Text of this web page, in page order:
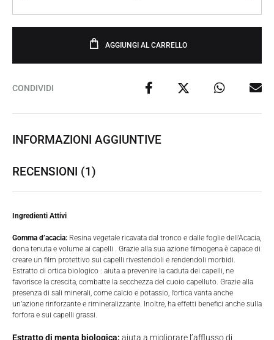
AGGIUNGI AL CARRELLO
CONDIVIDI
INFORMAZIONI AGGIUNTIVE
RECENSIONI (1)
Ingredienti Attivi
Gomma d’acacia: Resina vegetale ricavata dal tronco e dalle foglie dell’Acacia,
dona tenuta e volume ai capelli . Grazie alla sua azione filmogena è capace di
creare un film protettivo sui capelli rivestendoli e rendendoli morbidi.
Estratto di ortica biologico : aiuta a prevenire la caduta dei capelli, ne
favorisce la crescita, combatte la secchezza del cuoio capelluto. Grazie alla
presenza di sali minerali, come calcio e potassio, l’ortica vanta anche
un’azione rinforzante e rimineralizzante. Inoltre, ha effetti benefici anche sulla
forfora e sui capelli grassi.
Estratto di menta biologica: aiuta a migliorare l’afflusso di